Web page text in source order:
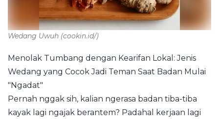
Wedang Uwuh (cookin.id/)
Menolak Tumbang dengan Kearifan Lokal: Jenis
Wedang yang Cocok Jadi Teman Saat Badan Mulai
"Ngadat"
Pernah nggak sih, kalian ngerasa badan tiba-tiba
kayak lagi ngajak berantem? Padahal kerjaan lagi